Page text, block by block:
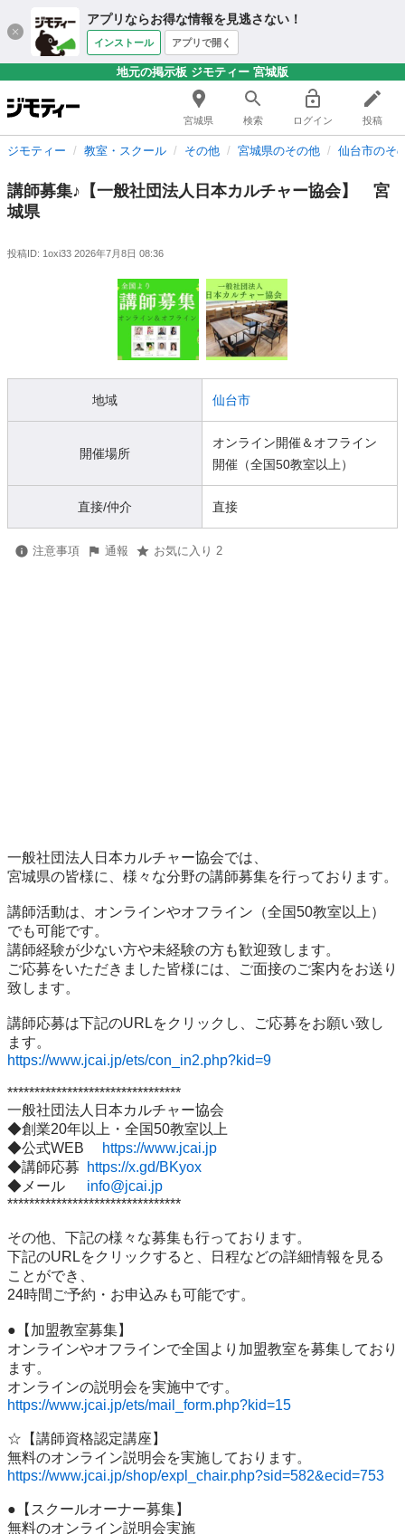
アプリならお得な情報を見逃さない！
インストール アプリで開く
地元の掲示板 ジモティー 宮城版
宮城県 検索 ログイン 投稿
ジモティー 教室・スクール その他 宮城県のその他 仙台市のそ
講師募集♪【一般社団法人日本カルチャー協会】 宮
城県
投稿ID: 1oxi33 2026年7月8日 08:36
地域 仙台市
開催場所
オンライン開催＆オフライン
開催（全国50教室以上）
直接/仲介 直接
注意事項 通報 お気に入り 2
一般社団法人日本カルチャー協会では、
宮城県の皆様に、様々な分野の講師募集を行っております。
講師活動は、オンラインやオフライン（全国50教室以上）
でも可能です。
講師経験が少ない方や未経験の方も歓迎致します。
ご応募をいただきました皆様には、ご面接のご案内をお送り
致します。
講師応募は下記のURLをクリックし、ご応募をお願い致し
https://www.jcai.jp/ets/con_in2.php?kid=9
********************************
一般社団法人日本カルチャー協会
◆創業20年以上・全国50教室以上
◆公式WEB
https://www.jcai.jp
◆講師応募
https://x.gd/BKyox
◆メール info@jcai.jp
********************************
その他、下記の様々な募集も行っております。
下記のURLをクリックすると、日程などの詳細情報を見る
ことができ、
24時間ご予約・お申込みも可能です。
●【加盟教室募集】
オンラインやオフラインで全国より加盟教室を募集しており
ます。
https://www.jcai.jp/ets/mail_form.php?kid=15
☆【講師資格認定講座】
https://www.jcai.jp/shop/expl_chair.php?sid=582&ecid=753
●【スクールオーナー募集】